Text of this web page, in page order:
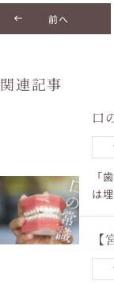
前へ
関連記事
口
「
は
り